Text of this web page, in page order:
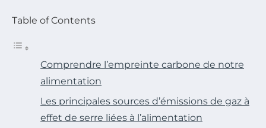
Table of Contents
Comprendre l’empreinte carbone de notre
alimentation
Les principales sources d’émissions de gaz à
effet de serre liées à l’alimentation